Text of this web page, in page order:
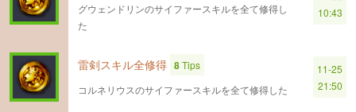
グウェンドリンのサイファースキルを全て修得し
た
10:43
雷剣スキル全修得 8Tips
コルネリウスのサイファースキルを全て修得した
11-25
21:50